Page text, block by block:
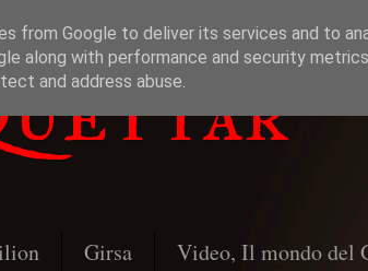
Girsa Video, Il mondo del
from Google to deliver its services and to
along with performance and security
and address abuse.